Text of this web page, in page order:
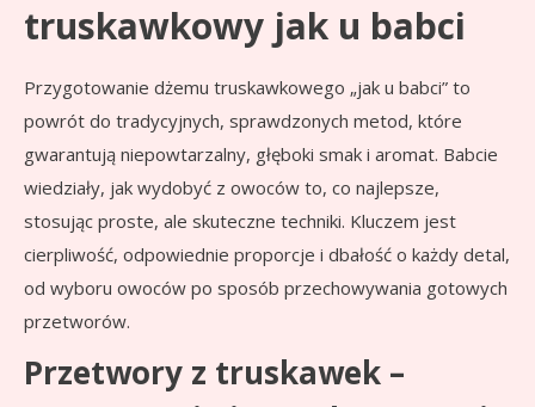
truskawkowy jak u babci
Przygotowanie dżemu truskawkowego „jak u babci” to
powrót do tradycyjnych, sprawdzonych metod, które
gwarantują niepowtarzalny, głęboki smak i aromat. Babcie
wiedziały, jak wydobyć z owoców to, co najlepsze,
stosując proste, ale skuteczne techniki. Kluczem jest
cierpliwość, odpowiednie proporcje i dbałość o każdy detal,
od wyboru owoców po sposób przechowywania gotowych
przetworów.
Przetwory z truskawek –